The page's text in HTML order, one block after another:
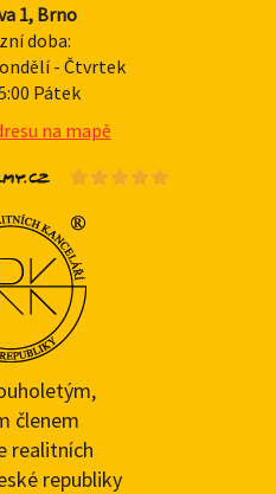
1, Brno
doba:
- Čtvrtek
Pátek
na mapě
členem
realitních
republiky